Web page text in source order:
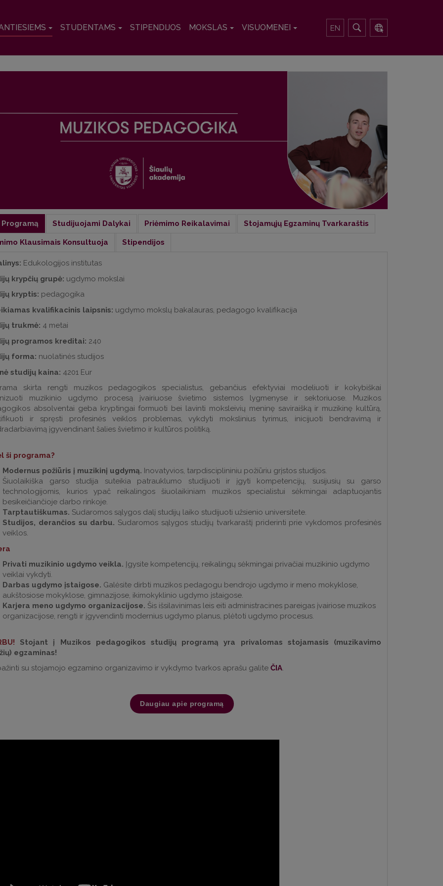
STUDENTAMS STIPENDIJOS MOKSLAS VISUOMENEI EN
Studijuojami Dalykai Priėmimo Reikalavimai Stojamųjų Egzaminų Tvarkaraštis
Klausimais Konsultuoja Stipendijos
Edukologijos institutas
krypčių grupė: ugdymo mokslai
kryptis: pedagogika
kvalifikacinis laipsnis: ugdymo mokslų bakalauras, pedagogo kvalifikacija
trukmė: 4 metai
programos kreditai: 240
forma: nuolatinės studijos
studijų kaina: 4201 Eur
skirta rengti muzikos pedagogikos specialistus, gebančius efektyviai modeliuoti ir kokybiškai
muzikinio ugdymo procesą įvairiuose švietimo sistemos lygmenyse ir sektoriuose. Muzikos
absolventai geba kryptingai formuoti bei lavinti moksleivių meninę saviraišką ir muzikinę kultūrą,
ir spręsti profesinės veiklos problemas, vykdyti mokslinius tyrimus, inicijuoti bendravimą ir
įgyvendinant šalies švietimo ir kultūros politiką.
ši programa?
Modernus požiūris į muzikinį ugdymą. Inovatyvios, tarpdisciplininiu požiūriu grįstos studijos.
Šiuolaikiška garso studija suteikia patrauklumo studijuoti ir įgyti kompetencijų, susijusių su garso
technologijomis, kurios ypač reikalingos šiuolaikiniam muzikos specialistui sėkmingai adaptuojantis
besikeičiančioje darbo rinkoje.
Tarptautiškumas. Sudaromos sąlygos dalį studijų laiko studijuoti užsienio universitete.
Studijos, derančios su darbu. Sudaromos sąlygos studijų tvarkaraštį priderinti prie vykdomos profesinės
veiklos.
Privati muzikinio ugdymo veikla. Įgysite kompetencijų, reikalingų sėkmingai privačiai muzikinio ugdymo
veiklai vykdyti.
Darbas ugdymo įstaigose. Galėsite dirbti muzikos pedagogu bendrojo ugdymo ir meno mokyklose,
aukštosiose mokyklose, gimnazijose, ikimokyklinio ugdymo įstaigose.
Karjera meno ugdymo organizacijose. Šis išsilavinimas leis eiti administracines pareigas įvairiose muzikos
organizacijose, rengti ir įgyvendinti modernius ugdymo planus, plėtoti ugdymo procesus.
! Stojant į Muzikos pedagogikos studijų programą yra privalomas stojamasis (muzikavimo
egzaminas!
su stojamojo egzamino organizavimo ir vykdymo tvarkos aprašu galite ČIA.
Daugiau apie programą